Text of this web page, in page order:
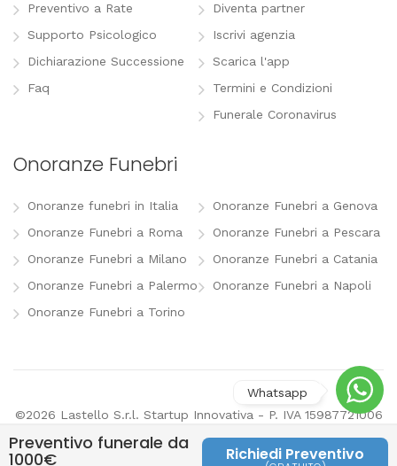
Preventivo a Rate
Supporto Psicologico
Dichiarazione Successione
Faq
Diventa partner
Iscrivi agenzia
Scarica l'app
Termini e Condizioni
Funerale Coronavirus
Onoranze Funebri
Onoranze funebri in Italia
Onoranze Funebri a Roma
Onoranze Funebri a Milano
Onoranze Funebri a Palermo
Onoranze Funebri a Torino
Onoranze Funebri a Genova
Onoranze Funebri a Pescara
Onoranze Funebri a Catania
Onoranze Funebri a Napoli
©2026 Lastello S.r.l. Startup Innovativa - P. IVA 15987721006
preferenze pubblicitarie
Preventivo funerale da
1000€ Richiedi Preventivo